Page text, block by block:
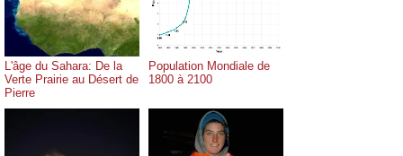
L'âge du Sahara: De la
Verte Prairie au Désert de
Pierre
Population Mondiale de
1800 à 2100